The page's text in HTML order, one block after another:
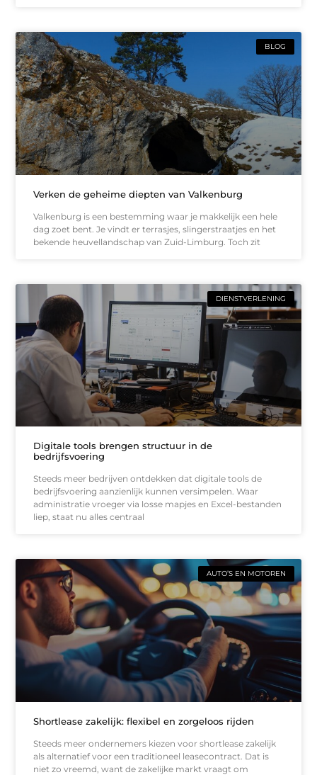
BLOG
Verken de geheime diepten van Valkenburg
Valkenburg is een bestemming waar je makkelijk een hele
dag zoet bent. Je vindt er terrasjes, slingerstraatjes en het
bekende heuvellandschap van Zuid-Limburg. Toch zit
DIENSTVERLENING
Digitale tools brengen structuur in de
bedrijfsvoering
Steeds meer bedrijven ontdekken dat digitale tools de
bedrijfsvoering aanzienlijk kunnen versimpelen. Waar
administratie vroeger via losse mapjes en Excel-bestanden
liep, staat nu alles centraal
AUTO’S EN MOTOREN
Shortlease zakelijk: flexibel en zorgeloos rijden
Steeds meer ondernemers kiezen voor shortlease zakelijk
als alternatief voor een traditioneel leasecontract. Dat is
niet zo vreemd, want de zakelijke markt vraagt om